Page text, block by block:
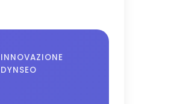
INNOVAZIONE
DYNSEO